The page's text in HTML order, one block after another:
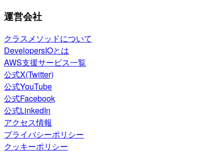
運営会社
クラスメソッドについて
DevelopersIOとは
AWS支援サービス一覧
公式X(Twitter)
公式YouTube
公式Facebook
公式LinkedIn
アクセス情報
プライバシーポリシー
クッキーポリシー